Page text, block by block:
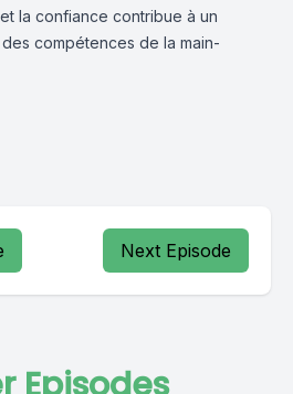
la confiance contribue à un
compétences de la main-
Next Episode